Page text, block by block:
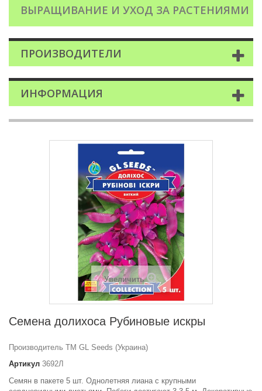
ВЫРАЩИВАНИЕ И УХОД ЗА РАСТЕНИЯМИ
ПРОИЗВОДИТЕЛИ
ИНФОРМАЦИЯ
Увеличить
Семена долихоса Рубиновые искры
Производитель ТМ GL Seeds (Украина)
Артикул 3692Л
Семян в пакете 5 шт. Однолетняя лиана с крупными